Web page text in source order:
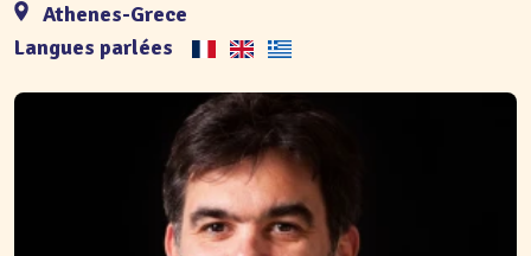
Athenes-Grece
Langues parlées